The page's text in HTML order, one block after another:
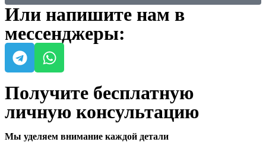
Или напишите нам в
мессенджеры:
Получите бесплатную
личную консультацию
Мы уделяем внимание каждой детали